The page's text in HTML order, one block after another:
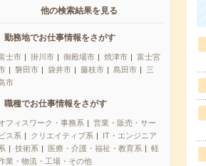
他の検索結果を見る
勤務地でお仕事情報をさがす
士市 掛川市 御殿場市 焼津市
富士宮
磐田市 袋井市 藤枝市 島田市
三
市
職種でお仕事情報をさがす
フィスワーク・事務系
営業・販売・サー
ビス系
クリエイティブ系
IT・エンジニア
技術系 医療・介護・福祉・教育系
軽
業・物流・工場・その他